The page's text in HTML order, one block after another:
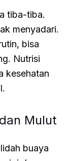
tiba-tiba.
menyadari.
bisa
Nutrisi
kesehatan
Mulut
buaya